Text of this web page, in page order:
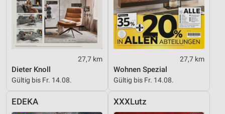
27,7 km
Dieter Knoll
Gültig bis Fr. 14.08.
27,7 km
Wohnen Spezial
Gültig bis Fr. 14.08.
EDEKA XXXLutz